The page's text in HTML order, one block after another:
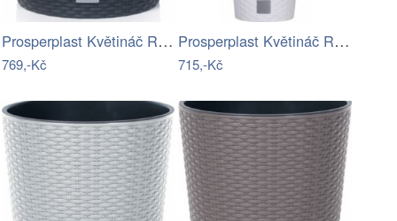
Prosperplast Květináč Rato Knitted…
769,-Kč
Prosperplast Květináč Round Rato bílý,…
715,-Kč